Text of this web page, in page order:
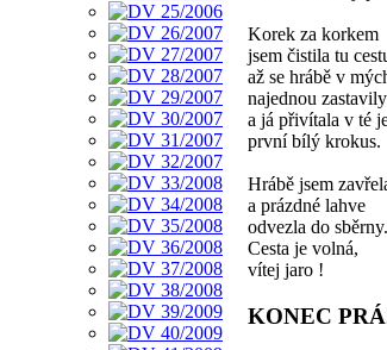
Korek za korkem
jsem čistila tu
až se hrábě v
najednou zastavily
a já přivítala v té
první bílý krokus.
Hrábě jsem
a prázdné lahve
odvezla do sběrny.
Cesta je volná,
vítej jaro !
KONEC